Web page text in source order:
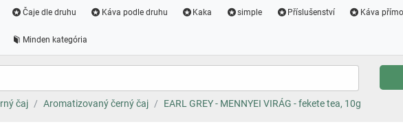
Čaje dle druhu Káva podle druhu Kaka simple Příslušenství Káva
Minden kategória
čaj Aromatizovaný černý čaj EARL GREY - MENNYEI VIRÁG - fekete tea, 10g